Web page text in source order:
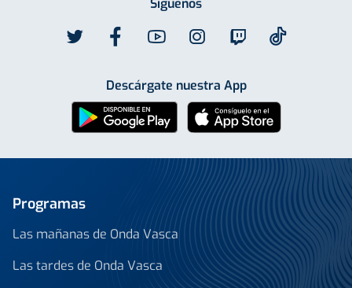
Síguenos
Descárgate nuestra App
Programas
Las mañanas de Onda Vasca
Las tardes de Onda Vasca